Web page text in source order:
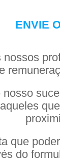
ENVIE
que
do